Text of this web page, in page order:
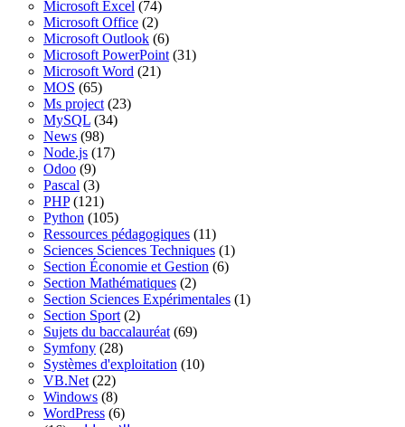
Microsoft Excel (74)
Microsoft Office (2)
Microsoft Outlook (6)
Microsoft PowerPoint (31)
Microsoft Word (21)
MOS (65)
Ms project (23)
MySQL (34)
News (98)
Node.js (17)
Odoo (9)
Pascal (3)
PHP(121)
Python (105)
Ressources pédagogiques (11)
Sciences Sciences Techniques (1)
Section Économie et Gestion (6)
Section Mathématiques (2)
Section Sciences Expérimentales (1)
Section Sport (2)
Sujets du baccalauréat (69)
Symfony (28)
Systèmes d'exploitation (10)
VB.Net (22)
Windows (8)
WordPress (6)